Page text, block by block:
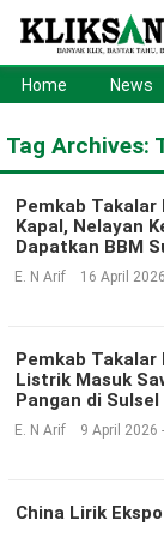
Politik Sport
Ekonomi Lifestyle
Otomotif Teknologi
Home News
Tag Archives:
Pemkab Takalar
Kapal, Nelayan
Dapatkan BBM
E. N Arif 16 April
Pemkab Takalar
Listrik Masuk
Pangan di Sulsel
E. N Arif 9 April 2026
China Lirik